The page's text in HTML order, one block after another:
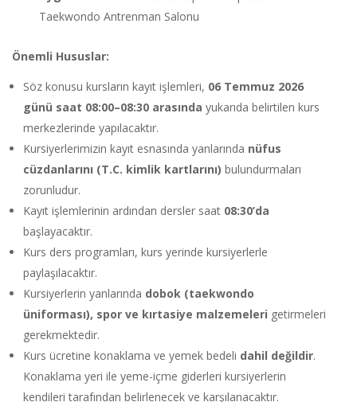
Taekwondo Antrenman Salonu
Önemli Hususlar:
Söz konusu kursların kayıt işlemleri, 06 Temmuz 2026
günü saat 08:00–08:30 arasında yukarıda belirtilen kurs
merkezlerinde yapılacaktır.
Kursiyerlerimizin kayıt esnasında yanlarında nüfus
cüzdanlarını (T.C. kimlik kartlarını) bulundurmaları
zorunludur.
Kayıt işlemlerinin ardından dersler saat 08:30’da
başlayacaktır.
Kurs ders programları, kurs yerinde kursiyerlerle
paylaşılacaktır.
Kursiyerlerin yanlarında dobok (taekwondo
üniforması), spor ve kırtasiye malzemeleri getirmeleri
gerekmektedir.
Kurs ücretine konaklama ve yemek bedeli dahil değildir.
Konaklama yeri ile yeme-içme giderleri kursiyerlerin
kendileri tarafından belirlenecek ve karşılanacaktır.